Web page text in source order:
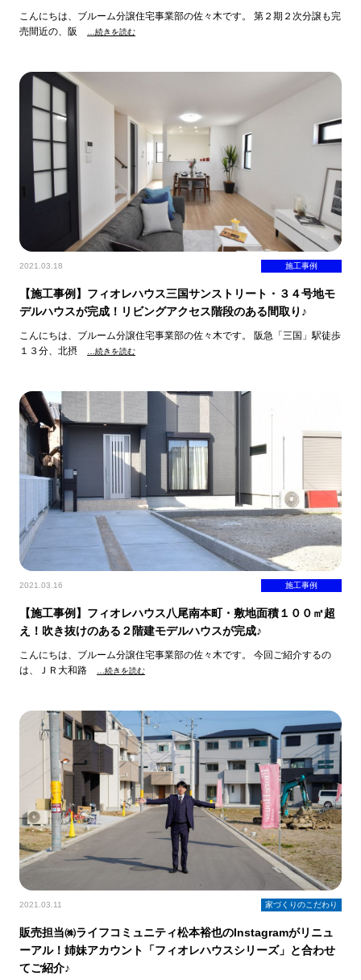
こんにちは、ブルーム分譲住宅事業部の佐々木です。 第２期２次分譲も完
売間近の、阪
…続きを読む
2021.03.18 施工事例
【施工事例】フィオレハウス三国サンストリート・３４号地モ
デルハウスが完成！リビングアクセス階段のある間取り♪
こんにちは、ブルーム分譲住宅事業部の佐々木です。 阪急「三国」駅徒歩
１３分、北摂
…続きを読む
2021.03.16 施工事例
【施工事例】フィオレハウス八尾南本町・敷地面積１００㎡超
え！吹き抜けのある２階建モデルハウスが完成♪
こんにちは、ブルーム分譲住宅事業部の佐々木です。 今回ご紹介するの
は、ＪＲ大和路
…続きを読む
2021.03.11 家づくりのこだわり
販売担当㈱ライフコミュニティ松本裕也のInstagramがリニュ
ーアル！姉妹アカウント「フィオレハウスシリーズ」と合わせ
てご紹介♪